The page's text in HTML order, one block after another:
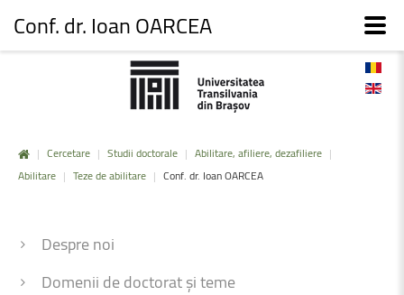
| Cercetare | Studii doctorale | Abilitare, afiliere, dezafiliere |
Abilitare | Teze de abilitare | Conf. dr. Ioan OARCEA
Despre noi
Domenii de doctorat și teme
Conf. dr. Ioan OARCEA